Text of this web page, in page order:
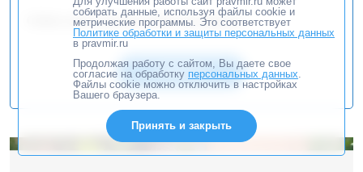
Сейчас ваша помощь нужна как никогда.
ПОМОЧЬ
собирать данные, используя файлы cookie и
метрические программы. Это соответствует
Политике обработки и защиты персональных данных
в pravmir.ru
Продолжая работу с сайтом, Вы даете свое
согласие на обработку персональных данных.
Файлы cookie можно отключить в настройках
Вашего браузера.
Принять и закрыть